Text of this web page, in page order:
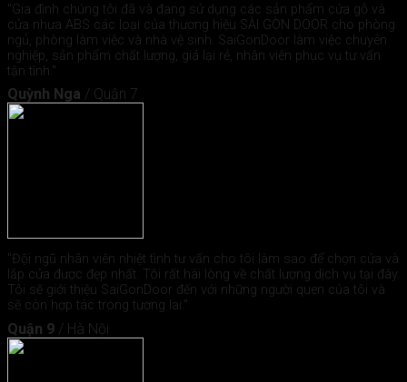
"Gia đình chúng tôi đã và đang sử dụng các sản phẩm cửa gỗ và
cửa nhựa ABS các loại của thương hiệu SÀI GÒN DOOR cho phòng
ngủ, phòng làm việc và nhà vệ sinh. SaiGonDoor làm việc chuyên
nghiệp, sản phẩm chất lượng, giá lại rẻ, nhân viên phục vụ tư vấn
tận tình."
Quỳnh Nga / Quận 7
"Đội ngũ nhân viên nhiệt tình tư vấn cho tôi làm sao để chọn cửa và
lắp cửa được đẹp nhất. Tôi rất hài lòng về chất lượng dịch vụ tại đây.
Tôi sẽ giới thiệu SaiGonDoor đến với những người quen của tôi và
sẽ còn hợp tác trong tương lai."
Quận 9 / Hà Nội